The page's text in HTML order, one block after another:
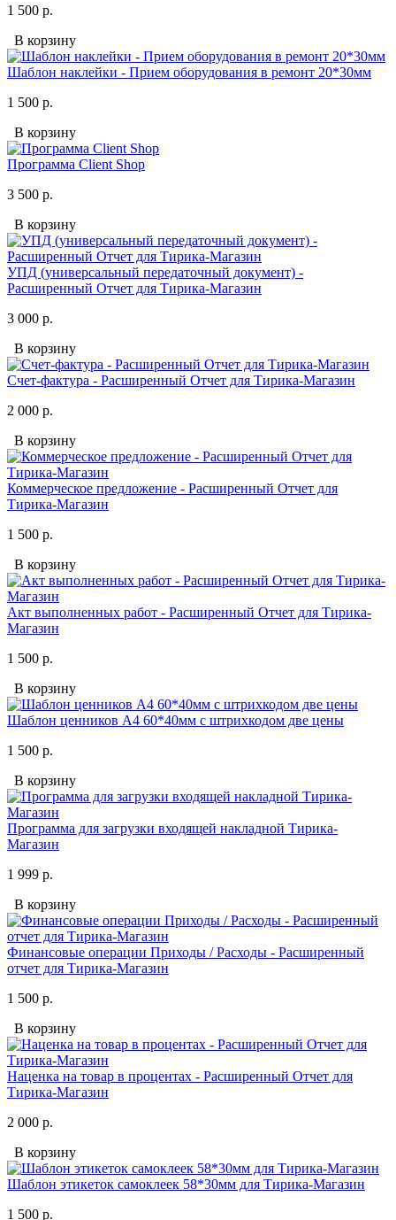
1 500 р.
В корзину
Шаблон наклейки - Прием оборудования в ремонт 20*30мм
1 500 р.
В корзину
Программа Client Shop
3 500 р.
В корзину
УПД (универсальный передаточный документ) -
Расширенный Отчет для Тирика-Магазин
3 000 р.
В корзину
Счет-фактура - Расширенный Отчет для Тирика-Магазин
2 000 р.
В корзину
Коммерческое предложение - Расширенный Отчет для
Тирика-Магазин
1 500 р.
В корзину
Акт выполненных работ - Расширенный Отчет для Тирика-
Магазин
1 500 р.
В корзину
Шаблон ценников А4 60*40мм с штрихкодом две цены
1 500 р.
В корзину
Программа для загрузки входящей накладной Тирика-
Магазин
1 999 р.
В корзину
Финансовые операции Приходы / Расходы - Расширенный
отчет для Тирика-Магазин
1 500 р.
В корзину
Наценка на товар в процентах - Расширенный Отчет для
Тирика-Магазин
2 000 р.
В корзину
Шаблон этикеток самоклеек 58*30мм для Тирика-Магазин
1 500 р.